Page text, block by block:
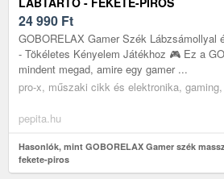
24 990 Ft
GOBORELAX Gamer Szék Lábzsámollyal
- Tökéletes Kényelem Játékhoz 🎮 Ez a
mindent megad, amire egy gamer ...
pro-x, műszaki cikk és elektronika,
pepita.hu
Hasonlók, mint GOBORELAX Gamer szék
fekete-piros